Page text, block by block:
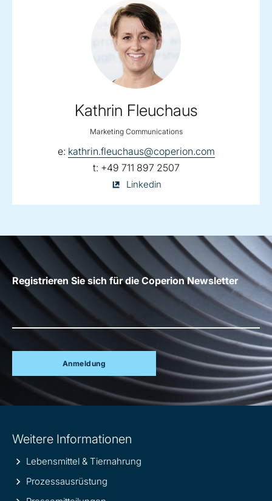
Kathrin Fleuchaus
Marketing Communications
e: email:
kathrin.fleuchaus@coperion.com
t: telephone:
+49 711 897 2507
Kathrin
on
Linkedin
Registrieren Sie sich für die Coperion Newsletter
Anmeldung
information
Weitere Informationen
Lebensmittel & Tiernahrung
Prozessausrüstung